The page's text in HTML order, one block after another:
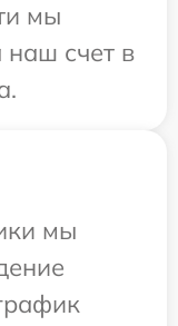
мы
наш счет в
мы